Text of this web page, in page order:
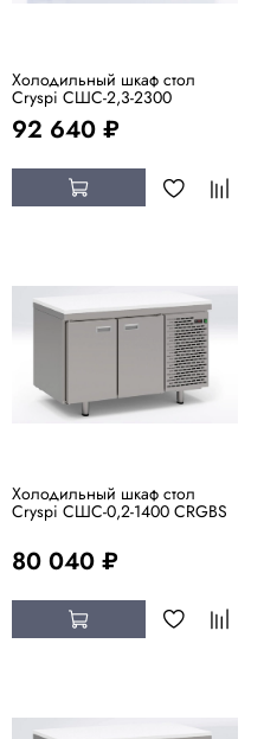
Холодильный шкаф стол
Cryspi СШC-2,3-2300
92 640 ₽
Холодильный шкаф стол
Cryspi СШC-0,2-1400 CRGBS
80 040 ₽